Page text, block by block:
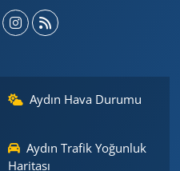
Aydın Hava Durumu
Aydın Trafik Yoğunluk
Haritası